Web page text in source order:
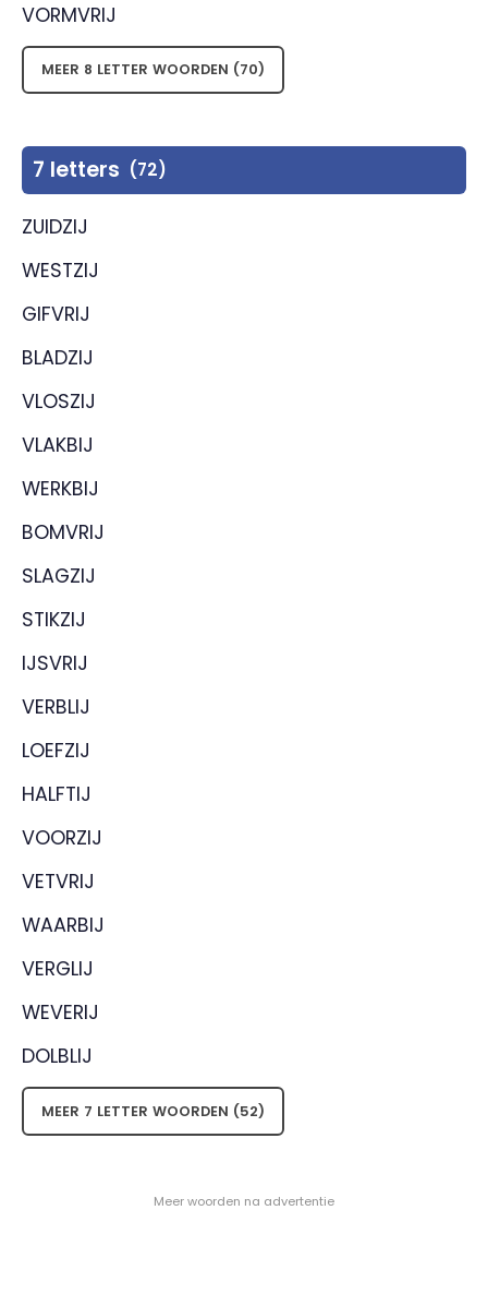
VORMVRIJ
MEER 8 LETTER WOORDEN (70)
7 letters (72)
ZUIDZIJ
WESTZIJ
GIFVRIJ
BLADZIJ
VLOSZIJ
VLAKBIJ
WERKBIJ
BOMVRIJ
SLAGZIJ
STIKZIJ
IJSVRIJ
VERBLIJ
LOEFZIJ
HALFTIJ
VOORZIJ
VETVRIJ
WAARBIJ
VERGLIJ
WEVERIJ
DOLBLIJ
MEER 7 LETTER WOORDEN (52)
- Meer woorden na advertentie -